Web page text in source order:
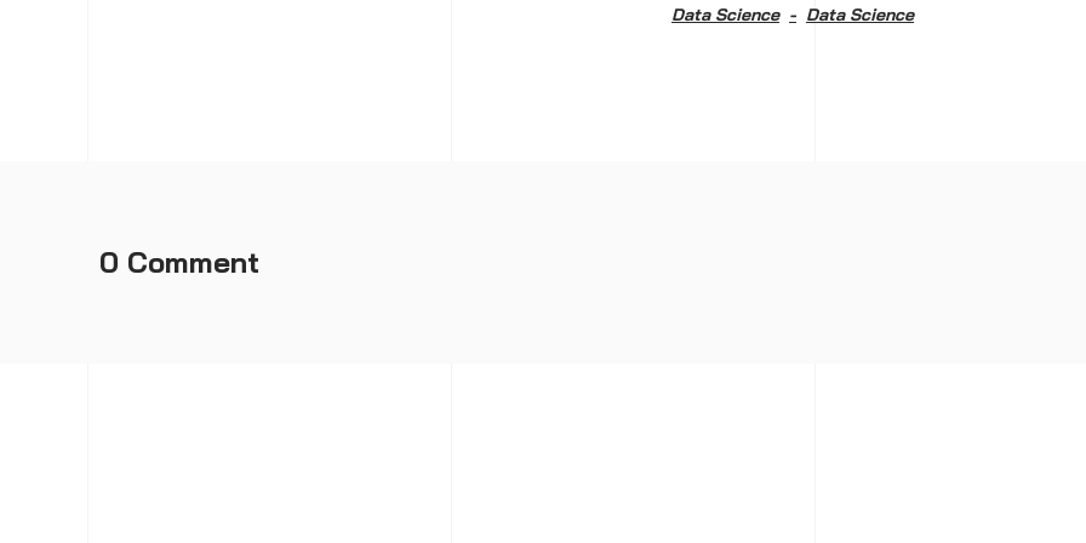
Data Science
Data Science
0 Comment